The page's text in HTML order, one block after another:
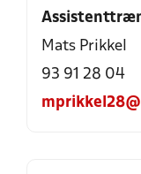
Mats Prikkel
93 91 28 04